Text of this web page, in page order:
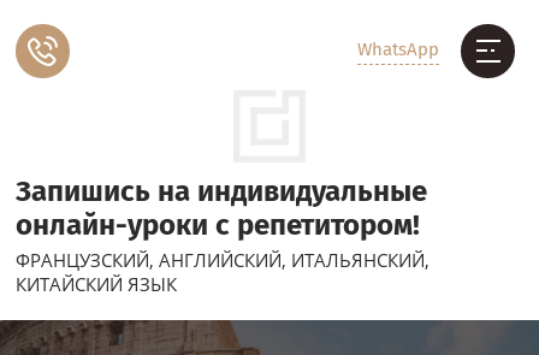
Запишись на индивидуальные
онлайн-уроки с репетитором!
ФРАНЦУЗСКИЙ, АНГЛИЙСКИЙ, ИТАЛЬЯНСКИЙ,
КИТАЙСКИЙ ЯЗЫК
WhatsApp